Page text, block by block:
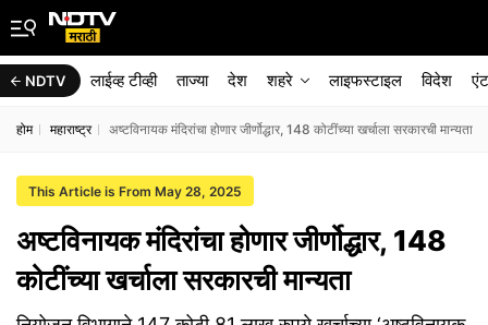
NDTV लाईव्ह टीव्ही ताज्या देश शहरे लाइफस्टाइल विदेश
होम महाराष्ट्र अष्टविनायक मंदिरांचा होणार जीर्णोद्धार, 148 कोटींच्या खर्चाला सरकारची मान्यता
This Article is From May 28, 2025
अष्टविनायक मंदिरांचा होणार जीर्णोद्धार, 148
कोटींच्या खर्चाला सरकारची मान्यता